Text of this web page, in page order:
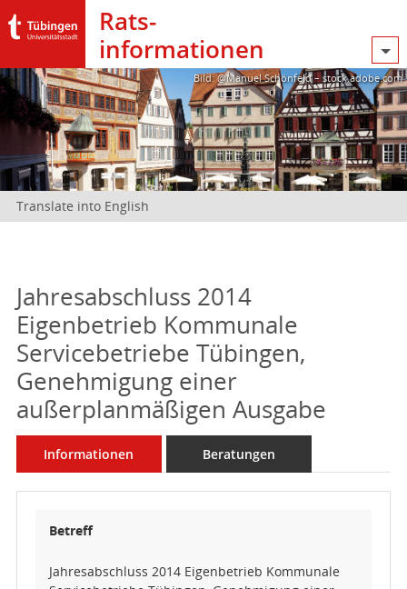
Rats­
informationen
Bild: @Manuel Schönfeld – stock.adobe.com
Translate into English
Jahresabschluss 2014
Eigenbetrieb Kommunale
Servicebetriebe Tübingen,
Genehmigung einer
außerplanmäßigen Ausgabe
Informationen Beratungen
Betreff
Jahresabschluss 2014 Eigenbetrieb Kommunale